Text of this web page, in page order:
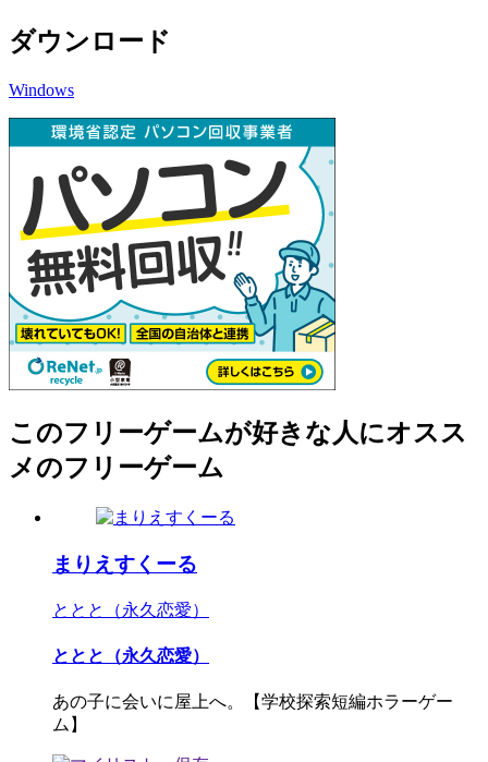
ダウンロード
Windows
このフリーゲームが好きな人にオスス
メのフリーゲーム
まりえすくーる
ととと（永久恋愛）
ととと（永久恋愛）
あの子に会いに屋上へ。【学校探索短編ホラーゲー
ム】